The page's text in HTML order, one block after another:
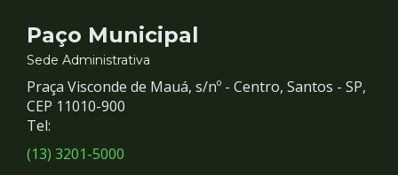
Contato
e
Redes
Sociais
Paço Municipal
Sede Administrativa
Praça Visconde de Mauá, s/nº - Centro, Santos - SP,
CEP 11010-900
Tel:
(13) 3201-5000